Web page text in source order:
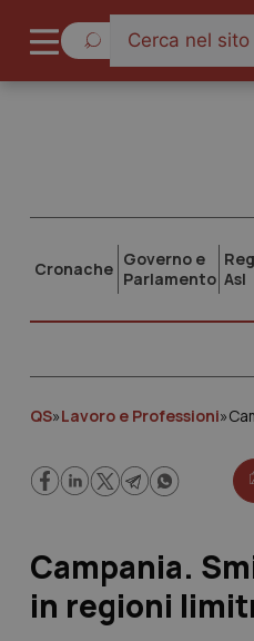
Cronache Governo e
Parlamento Asl
QS»Lavoro e Professioni»
Campania.
in regioni